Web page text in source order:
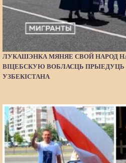
ЛУКАШЭНКА МЯНЯЕ СВОЙ НАРОД
ВІЦЕБСКУЮ ВОБЛАСЦЬ ПРЫЕДУЦЬ
УЗБЕКІСТАНА